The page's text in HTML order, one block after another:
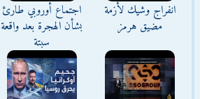
انفراج وشيك لأزمة
مضيق هرمز
اجتماع أوروبي طارئ
بشأن الهجرة بعد واقعة
سبتة